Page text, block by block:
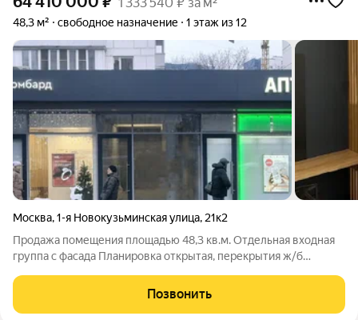
48,3 м² свободное назначение 1 этаж из 12
Москва,1-я Новокузьминская улица, 21к2
Продажа помещения площадью 48,3 кв.м. Отдельная входная
группа с фасада Планировка открытая, перекрытия ж/б
инженерные коммуникации, санузел, отдельный прибор учета
электричества Сложившееся торговое
Позвонить